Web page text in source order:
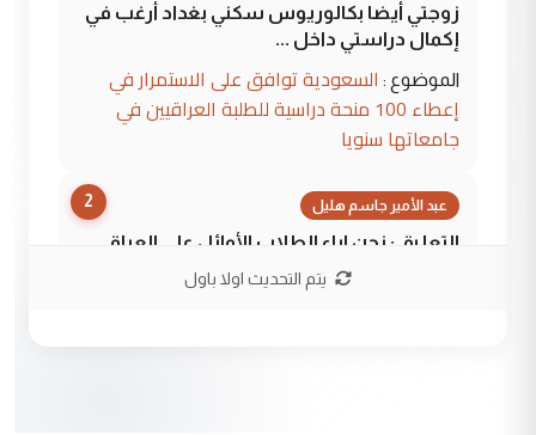
زوجتي أيضا بكالوريوس سكني بغداد أرغب في
إكمال دراستي داخل ...
الموضوع : السعودية توافق على الاستمرار في
إعطاء 100 منحة دراسية للطلبة العراقيين في
جامعاتها سنويا
2 عبد الأمير جاسم هليل
التعليق : نحن اباء الطلاب الأوائل على العراق
نتشرف بلقاء السيد احمد الصافي في العتبات
يتم التحديث اولا باول